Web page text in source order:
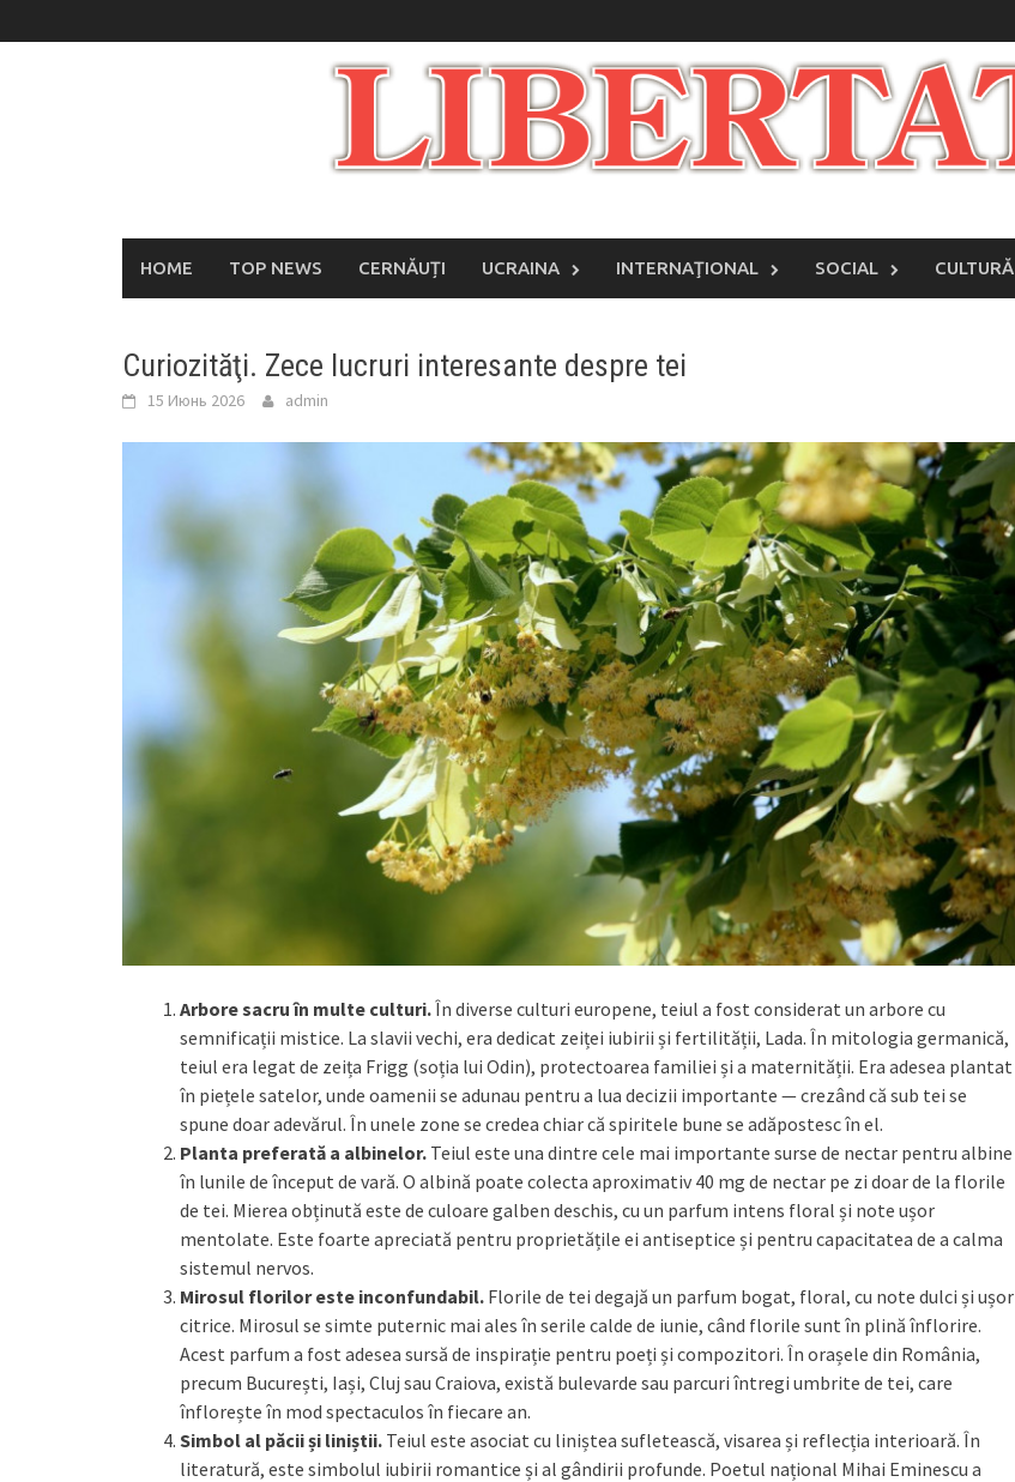
to
HOME TOP NEWS CERNĂUȚI UCRAINA INTERNAŢIONAL SOCIAL CULTURĂ
Curiozităţi. Zece lucruri interesante despre tei
15 Июнь 2026 admin
Arbore sacru în multe culturi.În diverse culturi europene, teiul a fost considerat un arbore cu
semnificații mistice. La slavii vechi, era dedicat zeiței iubirii și fertilității, Lada. În mitologia germanică,
teiul era legat de zeița Frigg (soția lui Odin), protectoarea familiei și a maternității. Era adesea plantat
în piețele satelor, unde oamenii se adunau pentru a lua decizii importante — crezând că sub tei se
spune doar adevărul. În unele zone se credea chiar că spiritele bune se adăpostesc în el.
Planta preferată a albinelor. Teiul este una dintre cele mai importante surse de nectar pentru albine
în lunile de început de vară. O albină poate colecta aproximativ 40 mg de nectar pe zi doar de la florile
de tei. Mierea obținută este de culoare galben deschis, cu un parfum intens floral și note ușor
mentolate. Este foarte apreciată pentru proprietățile ei antiseptice și pentru capacitatea de a calma
sistemul nervos.
Mirosul florilor este inconfundabil. Florile de tei degajă un parfum bogat, floral, cu note dulci și ușor
citrice. Mirosul se simte puternic mai ales în serile calde de iunie, când florile sunt în plină înflorire.
Acest parfum a fost adesea sursă de inspirație pentru poeți și compozitori. În orașele din România,
precum București, Iași, Cluj sau Craiova, există bulevarde sau parcuri întregi umbrite de tei, care
înflorește în mod spectaculos în fiecare an.
Simbol al păcii și liniștii. Teiul este asociat cu liniștea sufletească, visarea și reflecția interioară. În
literatură, este simbolul iubirii romantice și al gândirii profunde. Poetul național Mihai Eminescu a